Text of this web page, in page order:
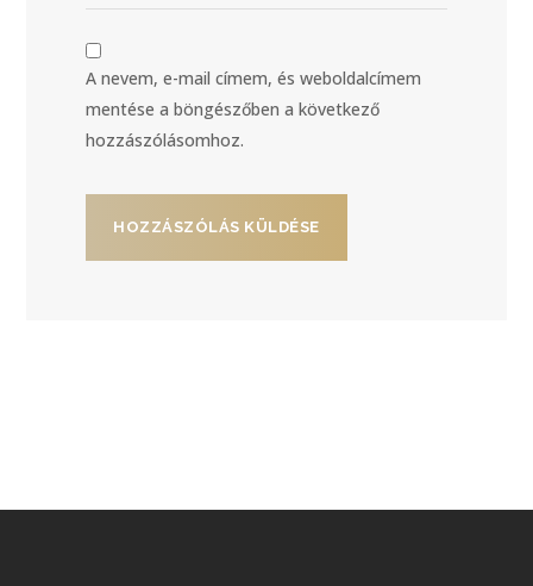
A nevem, e-mail címem, és weboldalcímem
mentése a böngészőben a következő
hozzászólásomhoz.